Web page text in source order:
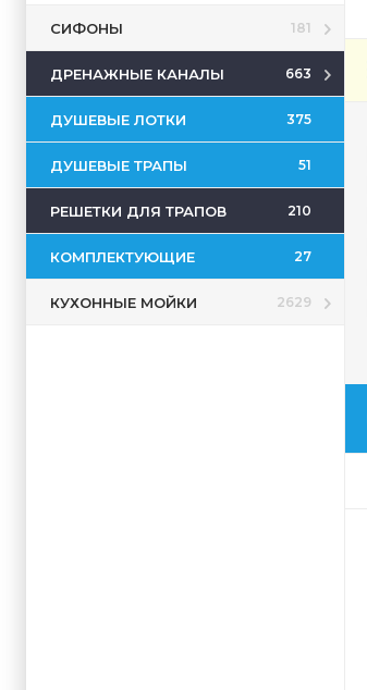
СИФОНЫ 181
ДРЕНАЖНЫЕ КАНАЛЫ 663
ДУШЕВЫЕ ЛОТКИ 375
ДУШЕВЫЕ ТРАПЫ 51
РЕШЕТКИ ДЛЯ ТРАПОВ 210
КОМПЛЕКТУЮЩИЕ 27
КУХОННЫЕ МОЙКИ 2629